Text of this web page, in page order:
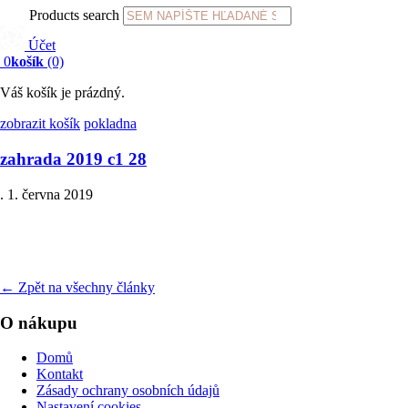
Products search
Účet
0košík (0)
Váš košík je prázdný.
zobrazit košík pokladna
zahrada 2019 c1 28
. 1. června 2019
← Zpět na všechny články
O nákupu
Domů
Kontakt
Zásady ochrany osobních údajů